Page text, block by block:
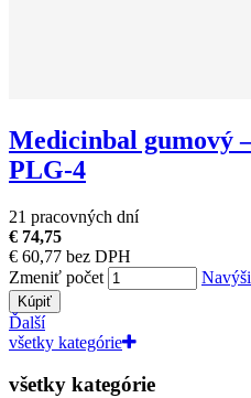
Medicinbal gumový
PLG-4
21 pracovných dní
€ 74,75
€ 60,77 bez DPH
Zmeniť počet
Kúpiť
Ďalší
všetky kategórie
všetky kategórie